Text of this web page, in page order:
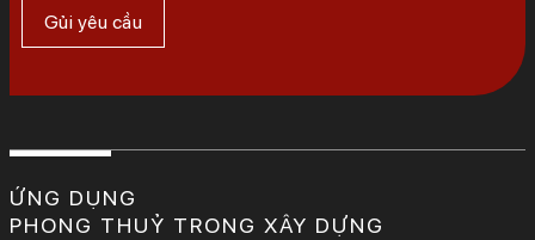
ỨNG DỤNG
PHONG THUỶ TRONG XÂY DỰNG